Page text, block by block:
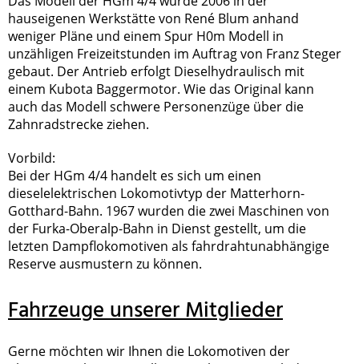
hauseigenen Werkstätte von René Blum anhand
weniger Pläne und einem Spur H0m Modell in
unzähligen Freizeitstunden im Auftrag von Franz Steger
gebaut. Der Antrieb erfolgt Dieselhydraulisch mit
einem Kubota Baggermotor. Wie das Original kann
auch das Modell schwere Personenzüge über die
Zahnradstrecke ziehen.
Vorbild:
Bei der HGm 4/4 handelt es sich um einen
dieselelektrischen Lokomotivtyp der Matterhorn-
Gotthard-Bahn. 1967 wurden die zwei Maschinen von
der Furka-Oberalp-Bahn in Dienst gestellt, um die
letzten Dampflokomotiven als fahrdrahtunabhängige
Reserve ausmustern zu können.
Fahrzeuge unserer Mitglieder
Gerne möchten wir Ihnen die Lokomotiven der